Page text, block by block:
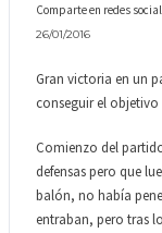
Comparte en redes
26/01/2016
Gran victoria en un
conseguir el
Comienzo del
defensas pero que
balón, no había
entraban, pero tras